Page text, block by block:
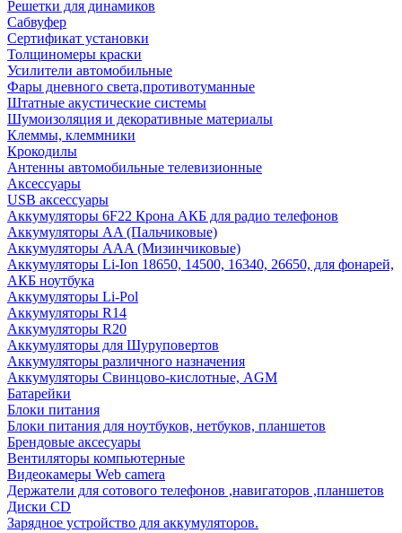
Решетки для динамиков
Сабвуфер
Сертификат установки
Толщиномеры краски
Усилители автомобильные
Фары дневного света,противотуманные
Штатные акустические системы
Шумоизоляция и декоративные материалы
Клеммы, клеммники
Крокодилы
Антенны автомобильные телевизионные
Аксессуары
USB аксессуары
Аккумуляторы 6F22 Крона АКБ для радио телефонов
Аккумуляторы AA (Пальчиковые)
Аккумуляторы AAA (Мизинчиковые)
Аккумуляторы Li-Ion 18650, 14500, 16340, 26650, для фонарей,
АКБ ноутбука
Аккумуляторы Li-Pol
Аккумуляторы R14
Аккумуляторы R20
Аккумуляторы для Шуруповертов
Аккумуляторы различного назначения
Аккумуляторы Свинцово-кислотные, AGM
Батарейки
Блоки питания
Блоки питания для ноутбуков, нетбуков, планшетов
Брендовые аксесуары
Вентиляторы компьютерные
Видеокамеры Web camera
Держатели для сотового телефонов ,навигаторов ,планшетов
Диски CD
Зарядное устройство для аккумуляторов.